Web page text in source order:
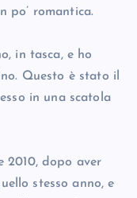
po’ romantica.
in tasca, e ho
Questo è stato il
in una scatola
2010, dopo aver
stesso anno, e